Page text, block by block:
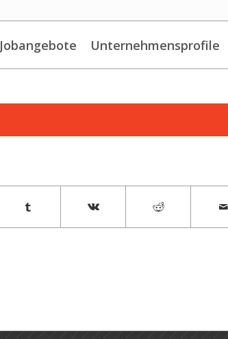
Jobangebote Unternehmensprofile